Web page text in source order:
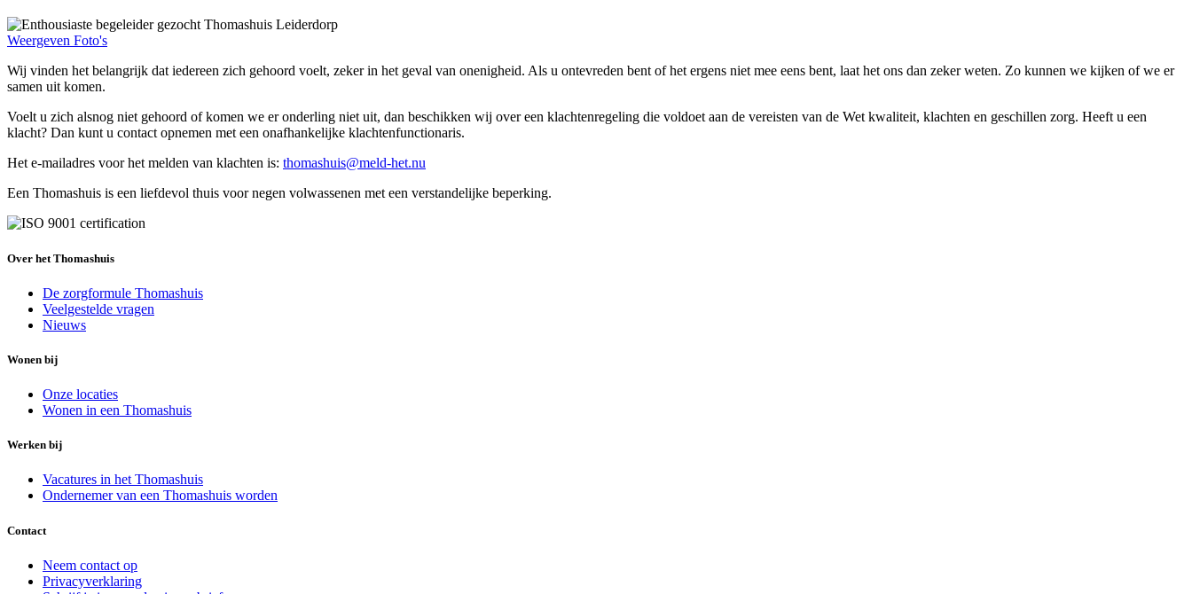
Weergeven Foto's
Wij vinden het belangrijk dat iedereen zich gehoord voelt, zeker in het geval van onenigheid. Als u ontevreden bent of het ergens niet mee eens bent, laat het ons dan zeker weten. Zo kunnen we kijken of we er
samen uit komen.
Voelt u zich alsnog niet gehoord of komen we er onderling niet uit, dan beschikken wij over een klachtenregeling die voldoet aan de vereisten van de Wet kwaliteit, klachten en geschillen zorg. Heeft u een
klacht? Dan kunt u contact opnemen met een onafhankelijke klachtenfunctionaris.
Het e-mailadres voor het melden van klachten is: thomashuis@meld-het.nu
Een Thomashuis is een liefdevol thuis voor negen volwassenen met een verstandelijke beperking.
Over het Thomashuis
De zorgformule Thomashuis
Veelgestelde vragen
Nieuws
Wonen bij
Onze locaties
Wonen in een Thomashuis
Werken bij
Vacatures in het Thomashuis
Ondernemer van een Thomashuis worden
Contact
Neem contact op
Privacyverklaring